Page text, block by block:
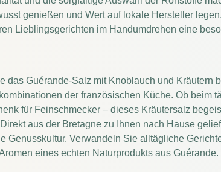
genießen und Wert auf lokale Hersteller
Lieblingsgerichten im Handumdrehen eine
das Guérande-Salz mit Knoblauch und Kräutern
der französischen Küche. Ob beim
für Feinschmecker – dieses Kräutersalz
aus der Bretagne zu Ihnen nach Hause
Genusskultur. Verwandeln Sie alltägliche
eines echten Naturprodukts aus